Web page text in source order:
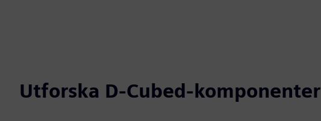
Utforska D-Cubed-komponenter